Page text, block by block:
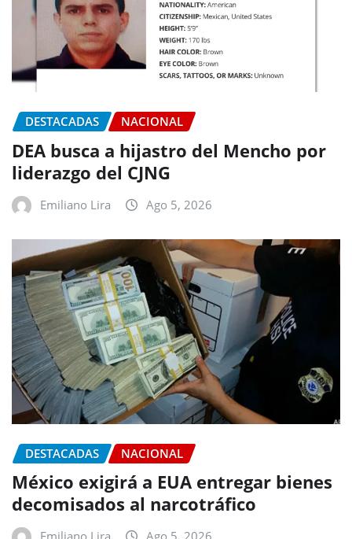
DESTACADAS NACIONAL
DEA busca a hijastro del Mencho por
liderazgo del CJNG
Emiliano Lira Ago 5, 2026
DESTACADAS NACIONAL
México exigirá a EUA entregar bienes
decomisados al narcotráfico